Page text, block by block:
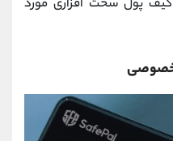
پول سخت افزاری مورد
خصوصی